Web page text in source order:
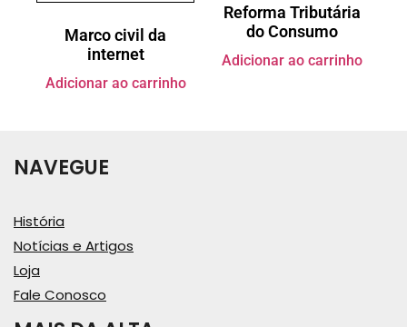
Marco civil da
internet
Adicionar ao carrinho
Reforma Tributária
do Consumo
Adicionar ao carrinho
NAVEGUE
História
Notícias e Artigos
Loja
Fale Conosco